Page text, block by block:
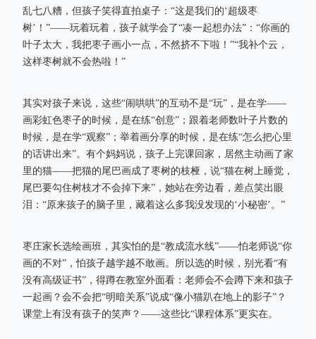
乱七八糟，但孩子笑得直拍桌子：“这是我们的‘超级枣
树’！”——玩着玩着，孩子就学会了“凑一起想办法”：“你画的
叶子太大，我把枣子画小一点，不然挤不下啦！”“我补个云，
这样枣树就不会热啦！”
其实对孩子来说，这些“闹哄哄”的互动不是“玩”，是在学——
画彩虹色枣子的时候，是在练“创意”；跟着老师数叶子片数的
时候，是在学“观察”；举着画分享的时候，是在练“怎么把心里
的话讲出来”。有个妈妈说，孩子上完课回家，居然主动画了家
里的猫——把猫的尾巴画成了枣树的枝桠，说“猫在树上睡觉，
尾巴要勾住树枝才不会掉下来”，她站在旁边看，差点笑出眼
泪：“原来孩子的脑子⾥，藏着这么多我没发现的‘小秘密’。”
枣庄家长选绘画班，其实怕的是“教成流水线”——怕老师说“你
画的不对”，怕孩子越学越不敢画。所以选的时候，别光看“有
没有高级证书”，得蹲在教室外面看：老师会不会蹲下来和孩子
一起画？会不会把“明暗关系”说成“像小猫趴在地上的影子”？
课堂上有没有孩子的笑声？——这些比“课程体系”更实在。